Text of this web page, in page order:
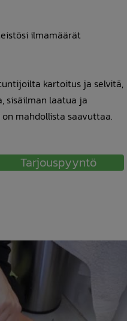
ilmamäärät
kartoitus ja selvitä,
sisäilman laatua ja
mahdollista saavuttaa.
Tarjouspyyntö